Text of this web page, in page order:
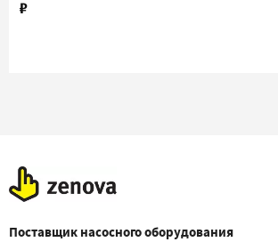
10-A4 с
₽
Поставщик насосного оборудования